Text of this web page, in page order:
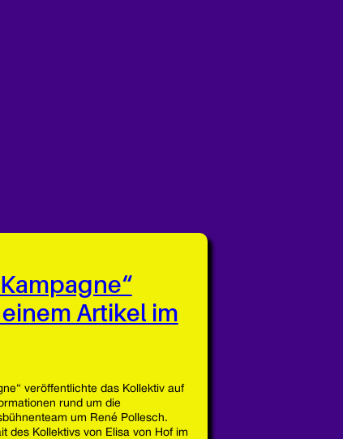
Artikel im
veröffentlichte das Kollektiv auf
rund um die
um René Pollesch.
des Kollektivs von Elisa von Hof im